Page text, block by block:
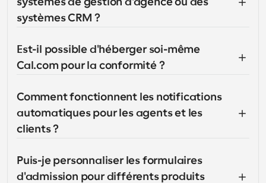
systèmes CRM ?
Est-il possible d'héberger soi-même
Cal.com pour la conformité ?
Comment fonctionnent les notifications
automatiques pour les agents et les
clients ?
Puis-je personnaliser les formulaires
d'admission pour différents produits